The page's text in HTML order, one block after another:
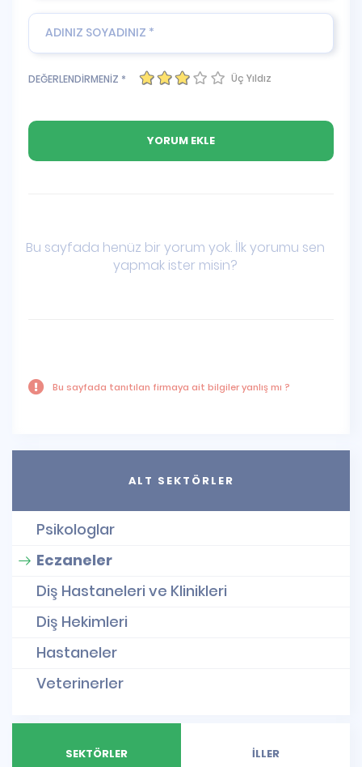
DEĞERLENDİRMENİZ * Üç Yıldız
Bu sayfada henüz bir yorum yok. İlk yorumu sen
yapmak ister misin?
Bu sayfada tanıtılan firmaya ait bilgiler yanlış mı ?
ALT SEKTÖRLER
Psikologlar
Eczaneler
Diş Hastaneleri ve Klinikleri
Diş Hekimleri
Hastaneler
Veterinerler
SEKTÖRLER İLLER